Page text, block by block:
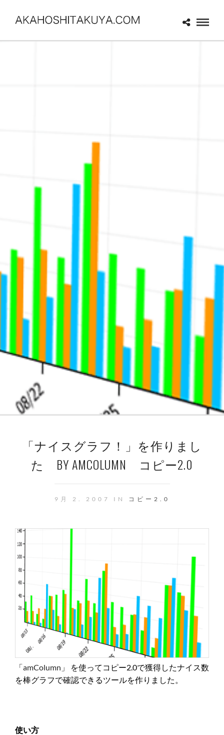
「ナイスグラフ！」を作りまし
た BY AMCOLUMN コピー2.0
9月 2. 2007 IN コピー2.0
「amColumn 」 を使ってコピー2.0で獲得したナイス数
を棒グラフで確認できるツールを作りました。
使い方